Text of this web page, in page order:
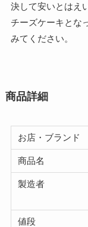
決して安いとはえ
チーズケーキとな
みてください。
商品詳細
お店・ブランド
商品名
製造者
値段